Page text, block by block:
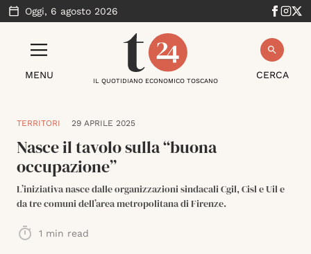
Oggi, 6 agosto 2026
MENU CERCA
IL QUOTIDIANO ECONOMICO TOSCANO
TERRITORI 29 APRILE 2025
Nasce il tavolo sulla “buona
occupazione”
L’iniziativa nasce dalle organizzazioni sindacali Cgil, Cisl e Uil e
da tre comuni dell’area metropolitana di Firenze.
1 min read